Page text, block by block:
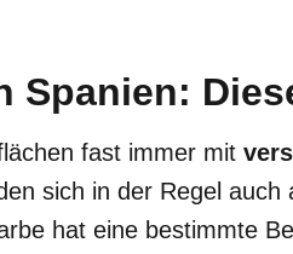
Spanien:
fast immer mit
sich in der Regel
hat eine bestimmte